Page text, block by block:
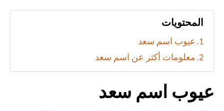
المحتويات
عيوب اسم سعد
معلومات أكثر عن اسم سعد
عيوب اسم سعد